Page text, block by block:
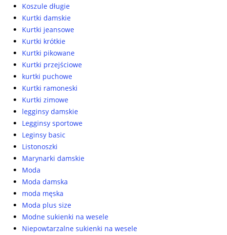
Koszule długie
Kurtki damskie
Kurtki jeansowe
Kurtki krótkie
Kurtki pikowane
Kurtki przejściowe
kurtki puchowe
Kurtki ramoneski
Kurtki zimowe
legginsy damskie
Legginsy sportowe
Leginsy basic
Listonoszki
Marynarki damskie
Moda
Moda damska
moda męska
Moda plus size
Modne sukienki na wesele
Niepowtarzalne sukienki na wesele